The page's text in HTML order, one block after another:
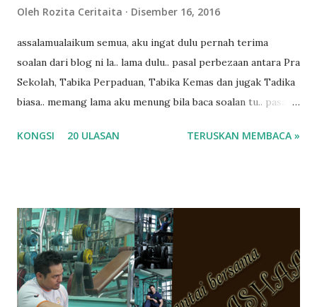
Oleh Rozita Ceritaita Disember 16, 2016
assalamualaikum semua, aku ingat dulu pernah terima
soalan dari blog ni la.. lama dulu.. pasal perbezaan antara Pra
Sekolah, Tabika Perpaduan, Tabika Kemas dan jugak Tadika
biasa.. memang lama aku menung bila baca soalan tu.. pasal
ko.. masa tu aku baru je ada anak sorang dan aku hentam je
tanya sapa-sapa pun masa tu.. bila fikir-fikirkan balik terasa
jugak masa alahai teruknya kami sebagai ibubapa.. dan kami
terasa jugak semakin teruk bila abg long dah masuk 2 tahun
kat salah satu tadika swasta ni.. tapi nampaknya kenal huruf
pun tak tau.. pengsan aku bila ingat balik.. aku mula fikir
KONGSI 20 ULASAN TERUSKAN MEMBACA »